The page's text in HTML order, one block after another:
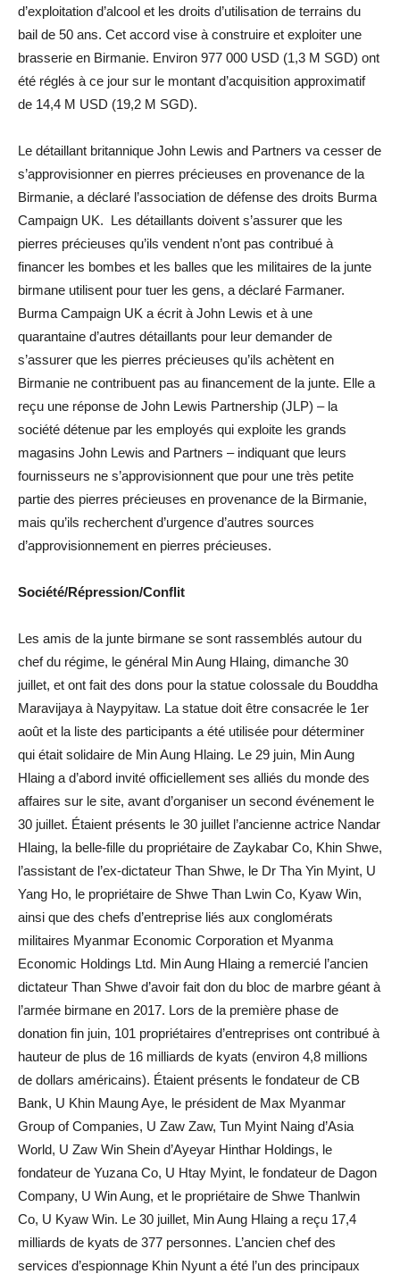
d’exploitation d’alcool et les droits d’utilisation de terrains du
bail de 50 ans. Cet accord vise à construire et exploiter une
brasserie en Birmanie. Environ 977 000 USD (1,3 M SGD) ont
été réglés à ce jour sur le montant d’acquisition approximatif
de 14,4 M USD (19,2 M SGD).
Le détaillant britannique John Lewis and Partners va cesser de
s’approvisionner en pierres précieuses en provenance de la
Birmanie, a déclaré l’association de défense des droits Burma
Campaign UK. Les détaillants doivent s’assurer que les
pierres précieuses qu’ils vendent n’ont pas contribué à
financer les bombes et les balles que les militaires de la junte
birmane utilisent pour tuer les gens, a déclaré Farmaner.
Burma Campaign UK a écrit à John Lewis et à une
quarantaine d’autres détaillants pour leur demander de
s’assurer que les pierres précieuses qu’ils achètent en
Birmanie ne contribuent pas au financement de la junte. Elle a
reçu une réponse de John Lewis Partnership (JLP) – la
société détenue par les employés qui exploite les grands
magasins John Lewis and Partners – indiquant que leurs
fournisseurs ne s’approvisionnent que pour une très petite
partie des pierres précieuses en provenance de la Birmanie,
mais qu’ils recherchent d’urgence d’autres sources
d’approvisionnement en pierres précieuses.
Société/Répression/Conflit
Les amis de la junte birmane se sont rassemblés autour du
chef du régime, le général Min Aung Hlaing, dimanche 30
juillet, et ont fait des dons pour la statue colossale du Bouddha
Maravijaya à Naypyitaw. La statue doit être consacrée le 1er
août et la liste des participants a été utilisée pour déterminer
qui était solidaire de Min Aung Hlaing. Le 29 juin, Min Aung
Hlaing a d’abord invité officiellement ses alliés du monde des
affaires sur le site, avant d’organiser un second événement le
30 juillet. Étaient présents le 30 juillet l’ancienne actrice Nandar
Hlaing, la belle-fille du propriétaire de Zaykabar Co, Khin Shwe,
l’assistant de l’ex-dictateur Than Shwe, le Dr Tha Yin Myint, U
Yang Ho, le propriétaire de Shwe Than Lwin Co, Kyaw Win,
ainsi que des chefs d’entreprise liés aux conglomérats
militaires Myanmar Economic Corporation et Myanma
Economic Holdings Ltd. Min Aung Hlaing a remercié l’ancien
dictateur Than Shwe d’avoir fait don du bloc de marbre géant à
l’armée birmane en 2017. Lors de la première phase de
donation fin juin, 101 propriétaires d’entreprises ont contribué à
hauteur de plus de 16 milliards de kyats (environ 4,8 millions
de dollars américains). Étaient présents le fondateur de CB
Bank, U Khin Maung Aye, le président de Max Myanmar
Group of Companies, U Zaw Zaw, Tun Myint Naing d’Asia
World, U Zaw Win Shein d’Ayeyar Hinthar Holdings, le
fondateur de Yuzana Co, U Htay Myint, le fondateur de Dagon
Company, U Win Aung, et le propriétaire de Shwe Thanlwin
Co, U Kyaw Win. Le 30 juillet, Min Aung Hlaing a reçu 17,4
milliards de kyats de 377 personnes. L’ancien chef des
services d’espionnage Khin Nyunt a été l’un des principaux